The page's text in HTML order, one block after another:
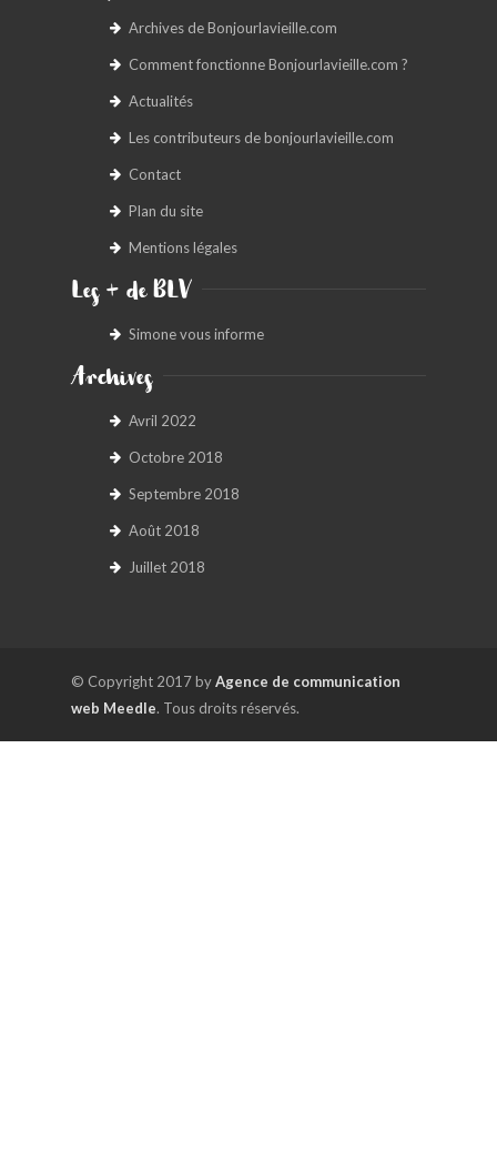
Archives de Bonjourlavieille.com
Comment fonctionne Bonjourlavieille.com ?
Actualités
Les contributeurs de bonjourlavieille.com
Contact
Plan du site
Mentions légales
Les + de BLV
Simone vous informe
Archives
Avril 2022
Octobre 2018
Septembre 2018
Août 2018
Juillet 2018
© Copyright 2017 byAgence de communication
web Meedle. Tous droits réservés.